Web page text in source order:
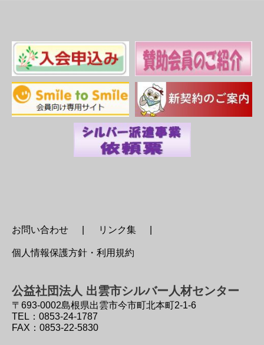
お問い合わせ リンク集
個人情報保護方針・利用規約
公益社団法人 出雲市シルバー人材センター
〒693-0002島根県出雲市今市町北本町2-1-6
TEL：0853-24-1787
FAX：0853-22-5830